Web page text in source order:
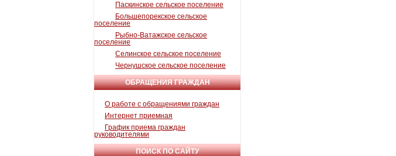
Паскинское сельское поселение
Большепорекское сельское
поселение
Рыбно-Ватажское сельское
поселение
Селинское сельское поселение
Чернушское сельское поселение
ОБРАЩЕНИЯ ГРАЖДАН
О работе с обращениями граждан
Интернет приемная
График приема граждан
руководителями
ПОИСК ПО САЙТУ